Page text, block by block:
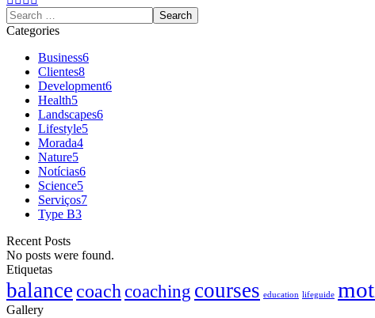
Categories
Business6
Clientes8
Development6
Health5
Landscapes6
Lifestyle5
Morada4
Nature5
Notícias6
Science5
Serviços7
Type B3
Recent Posts
No posts were found.
Etiquetas
balance coach coaching courses education lifeguide
Gallery